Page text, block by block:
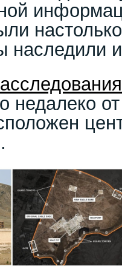
наследили
недалеко